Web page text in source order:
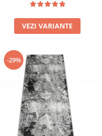
VEZI VARIANTE
-29%